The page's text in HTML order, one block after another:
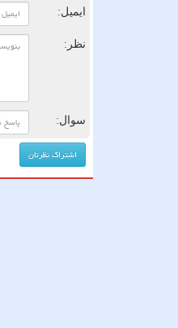
ایمیل:
نظر:
سوال: